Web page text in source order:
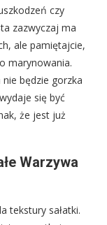
czy
zazwyczaj ma
ale pamiętajcie,
marynowania.
będzie gorzka
się być
że jest już
Warzywa
tekstury sałatki.